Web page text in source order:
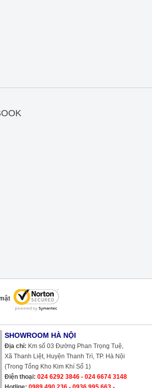
SHOWROOM HÀ NỘI
Địa chỉ: Km số 03 Đường Phan Trọng Tuệ,
Xã Thanh Liệt, Huyện Thanh Trì, TP. Hà Nội
(Trong Tổng Kho Kim Khí Số 1)
Điện thoại: 024 6292 3846 - 024 6674 3148